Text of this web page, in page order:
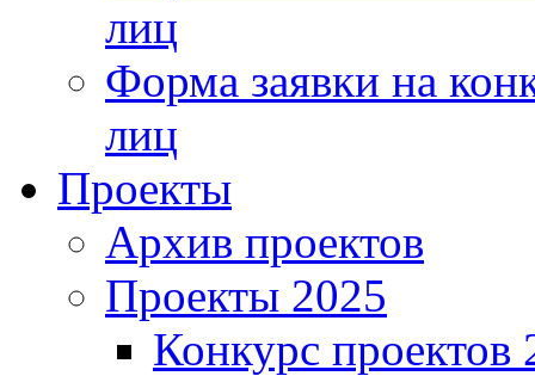
лиц
Форма заявки на
лиц
Проекты
Архив проектов
Проекты 2025
Конкурс проектов